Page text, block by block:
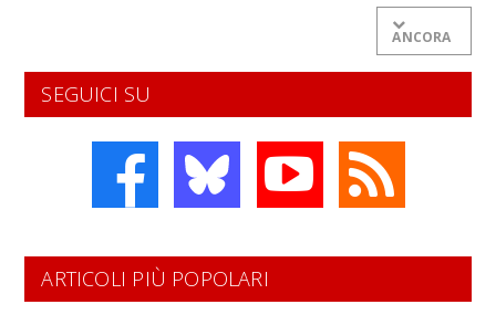
ANCORA
SEGUICI SU
ARTICOLI PIÙ POPOLARI